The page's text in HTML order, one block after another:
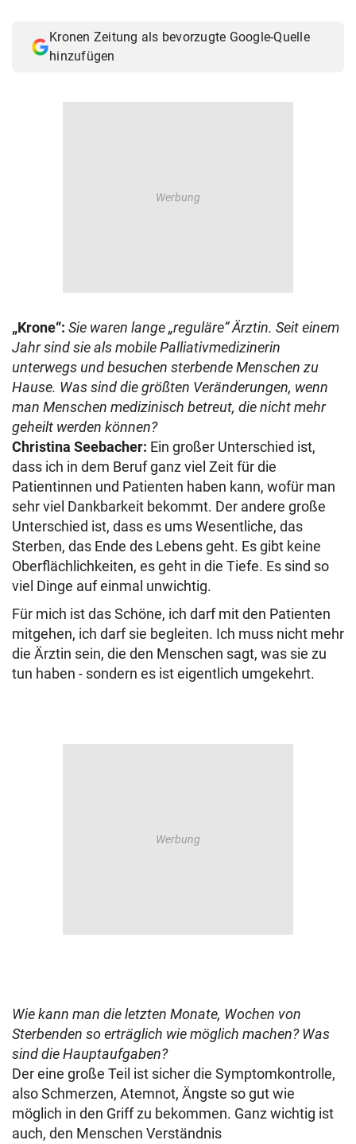
Kronen Zeitung als bevorzugte Google-Quelle
hinzufügen
„Krone“: Sie waren lange „reguläre“ Ärztin. Seit einem
Jahr sind sie als mobile Palliativmedizinerin
unterwegs und besuchen sterbende Menschen zu
Hause. Was sind die größten Veränderungen, wenn
man Menschen medizinisch betreut, die nicht mehr
geheilt werden können?
Christina Seebacher: Ein großer Unterschied ist,
dass ich in dem Beruf ganz viel Zeit für die
Patientinnen und Patienten haben kann, wofür man
sehr viel Dankbarkeit bekommt. Der andere große
Unterschied ist, dass es ums Wesentliche, das
Sterben, das Ende des Lebens geht. Es gibt keine
Oberflächlichkeiten, es geht in die Tiefe. Es sind so
viel Dinge auf einmal unwichtig.
Für mich ist das Schöne, ich darf mit den Patienten
mitgehen, ich darf sie begleiten. Ich muss nicht mehr
die Ärztin sein, die den Menschen sagt, was sie zu
tun haben - sondern es ist eigentlich umgekehrt.
Wie kann man die letzten Monate, Wochen von
Sterbenden so erträglich wie möglich machen? Was
sind die Hauptaufgaben?
Der eine große Teil ist sicher die Symptomkontrolle,
also Schmerzen, Atemnot, Ängste so gut wie
möglich in den Griff zu bekommen. Ganz wichtig ist
auch, den Menschen Verständnis